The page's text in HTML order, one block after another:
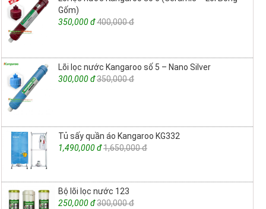
Gốm)
350,000 đ400,000 đ
Lõi lọc nước Kangaroo số 5 – Nano Silver
300,000 đ350,000 đ
Tủ sấy quần áo Kangaroo KG332
1,490,000 đ1,650,000 đ
Bộ lõi lọc nước 123
250,000 đ300,000 đ